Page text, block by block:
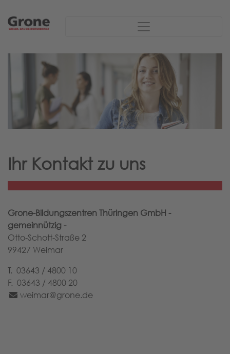
Ihr Kontakt zu uns
Grone-Bildungszentren Thüringen GmbH -
gemeinnützig -
Otto-Schott-Straße 2
99427 Weimar
T. 03643 / 4800 10
F. 03643 / 4800 20
weimar
grone de